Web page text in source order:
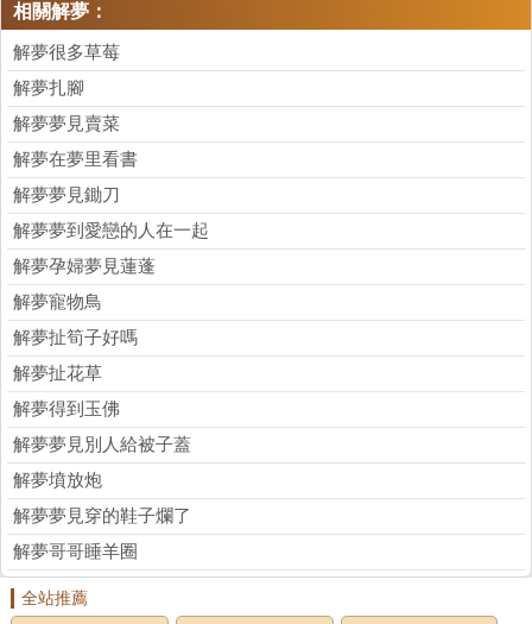
相關解夢：
解夢很多草莓
解夢扎腳
解夢夢見賣菜
解夢在夢里看書
解夢夢見鋤刀
解夢夢到愛戀的人在一起
解夢孕婦夢見蓮蓬
解夢寵物鳥
解夢扯筍子好嗎
解夢扯花草
解夢得到玉佛
解夢夢見別人給被子蓋
解夢墳放炮
解夢夢見穿的鞋子爛了
解夢哥哥睡羊圈
全站推薦